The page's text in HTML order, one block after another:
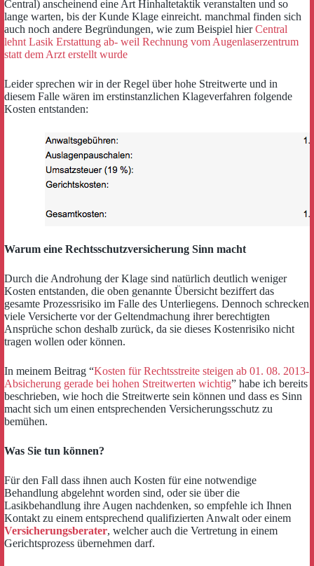
Central) anscheinend eine Art Hinhaltetaktik veranstalten und so
lange warten, bis der Kunde Klage einreicht. manchmal finden sich
auch noch andere Begründungen, wie zum Beispiel hierCentral
lehnt Lasik Erstattung ab- weil Rechnung vom Augenlaserzentrum
statt dem Arzt erstellt wurde
Leider sprechen wir in der Regel über hohe Streitwerte und in
diesem Falle wären im erstinstanzlichen Klageverfahren folgende
Kosten entstanden:
Warum eine Rechtsschutzversicherung Sinn macht
Durch die Androhung der Klage sind natürlich deutlich weniger
Kosten entstanden, die oben genannte Übersicht beziffert das
gesamte Prozessrisiko im Falle des Unterliegens. Dennoch schrecken
viele Versicherte vor der Geltendmachung ihrer berechtigten
Ansprüche schon deshalb zurück, da sie dieses Kostenrisiko nicht
tragen wollen oder können.
In meinem Beitrag “Kosten für Rechtsstreite steigen ab 01. 08. 2013-
Absicherung gerade bei hohen Streitwerten wichtig” habe ich bereits
beschrieben, wie hoch die Streitwerte sein können und dass es Sinn
macht sich um einen entsprechenden Versicherungsschutz zu
bemühen.
Was Sie tun können?
Für den Fall dass ihnen auch Kosten für eine notwendige
Behandlung abgelehnt worden sind, oder sie über die
Lasikbehandlung ihre Augen nachdenken, so empfehle ich Ihnen
Kontakt zu einem entsprechend qualifizierten Anwalt oder einem
Versicherungsberater, welcher auch die Vertretung in einem
Gerichtsprozess übernehmen darf.